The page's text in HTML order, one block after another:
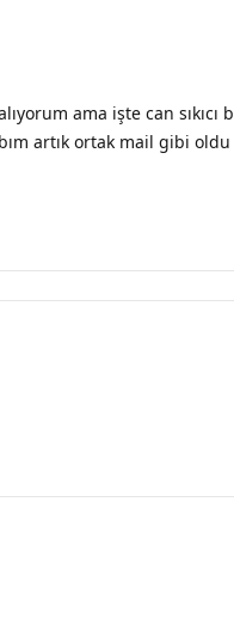
ama işte can
artık ortak mail gibi oldu